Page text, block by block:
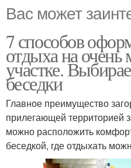
Вас может
7 способов
отдыха на очень
участке.
беседки
Главное преимущество
прилегающей территорией
можно расположить
беседкой, где отдыхать